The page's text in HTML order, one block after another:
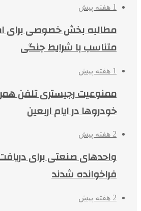
1 هفته پیش
مطالبه بخش خصوصی برای
متناسب با شرایط جنگی
1 هفته پیش
ممنوعیت رجیستری تلفن
خودروها در ایام اربعین
2 هفته پیش
واحدهای صنعتی برای دریافت
فراخوانده شدند
2 هفته پیش